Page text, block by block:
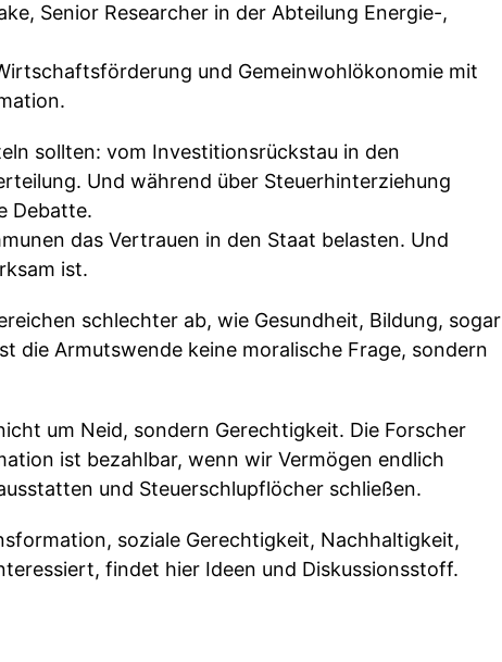
Senior Researcher in der Abteilung Energie-,
und Gemeinwohlökonomie mit
sollten: vom Investitionsrückstau in den
Und während über Steuerhinterziehung
Debatte.
das Vertrauen in den Staat belasten. Und
ist.
schlechter ab, wie Gesundheit, Bildung, sogar
die Armutswende keine moralische Frage, sondern
um Neid, sondern Gerechtigkeit. Die Forscher
ist bezahlbar, wenn wir Vermögen endlich
und Steuerschlupflöcher schließen.
soziale Gerechtigkeit, Nachhaltigkeit,
findet hier Ideen und Diskussionsstoff.